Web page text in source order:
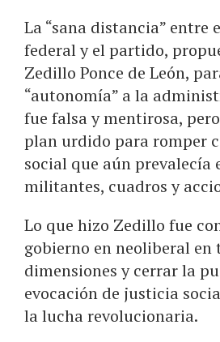
La “sana distancia” entre
federal y el partido,
Zedillo Ponce de León,
“autonomía” a la
fue falsa y mentirosa,
plan urdido para romper
social que aún prevalecía
militantes, cuadros y
Lo que hizo Zedillo fue
gobierno en neoliberal en
dimensiones y cerrar la
evocación de justicia
la lucha revolucionaria.